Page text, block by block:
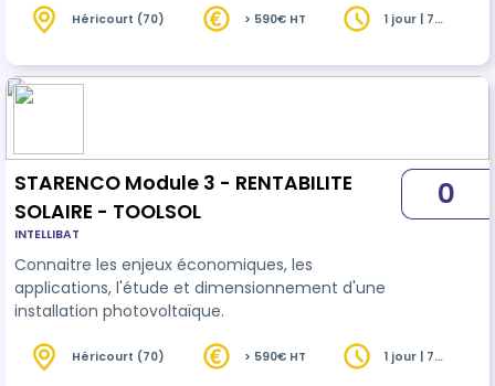
Héricourt (70) > 590€ HT
1 jour | 7
STARENCO Module 3 - RENTABILITE
SOLAIRE - TOOLSOL
INTELLIBAT
Connaitre les enjeux économiques, les
applications, l'étude et dimensionnement d'une
installation photovoltaïque.
0
Héricourt (70) > 590€ HT
1 jour | 7